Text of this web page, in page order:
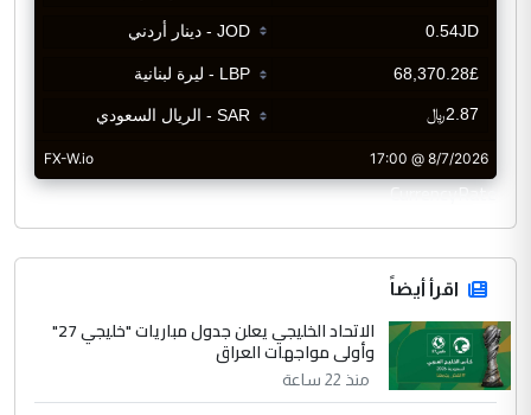
CurrencyRate
اقرأ أيضاً
الاتحاد الخليجي يعلن جدول مباريات "خليجي 27"
وأولى مواجهات العراق
منذ 22 ساعة